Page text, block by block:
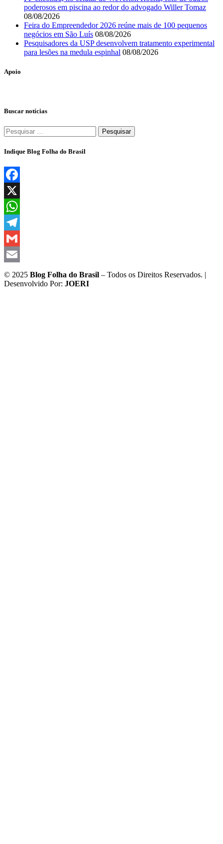
poderosos em piscina ao redor do advogado Willer Tomaz
08/08/2026
Feira do Empreendedor 2026 reúne mais de 100 pequenos
negócios em São Luís 08/08/2026
Pesquisadores da USP desenvolvem tratamento experimental
para lesões na medula espinhal 08/08/2026
Apoio
Buscar notícias
Pesquisar
por:
Indique Blog Folha do Brasil
Facebook
X
WhatsApp
Telegram
Gmail
Email
© 2025 Blog Folha do Brasil – Todos os Direitos Reservados. |
Desenvolvido Por: JOERI